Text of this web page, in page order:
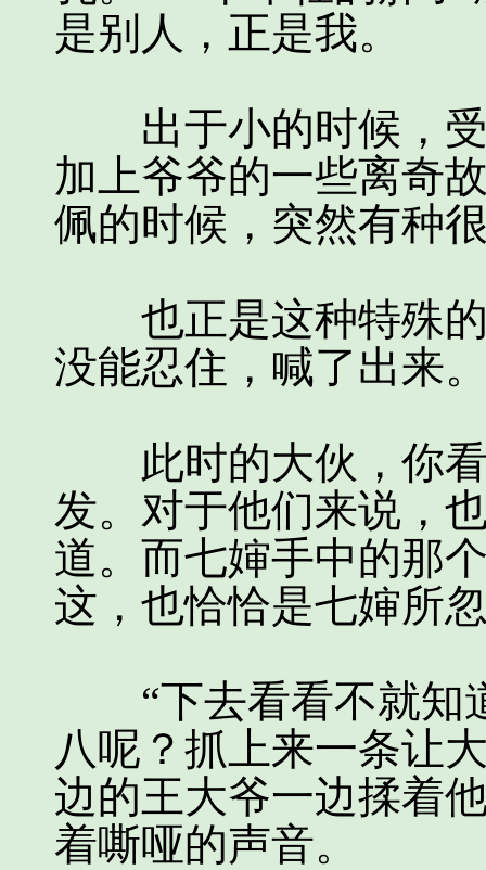
是别人，正是我。
出于小的时候，受
加上爷爷的一些离奇
佩的时候，突然有种
也正是这种特殊的
没能忍住，喊了出来
此时的大伙，你看
发。对于他们来说，
道。而七婶手中的那
这，也恰恰是七婶所
“下去看看不就知
八呢？抓上来一条让
边的王大爷一边揉着
着嘶哑的声音。